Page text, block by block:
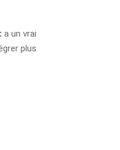
a un vrai
plus